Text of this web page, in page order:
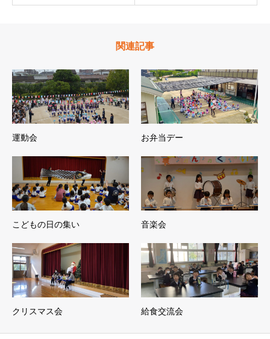
関連記事
運動会 お弁当デー
こどもの日の集い 音楽会
クリスマス会 給食交流会